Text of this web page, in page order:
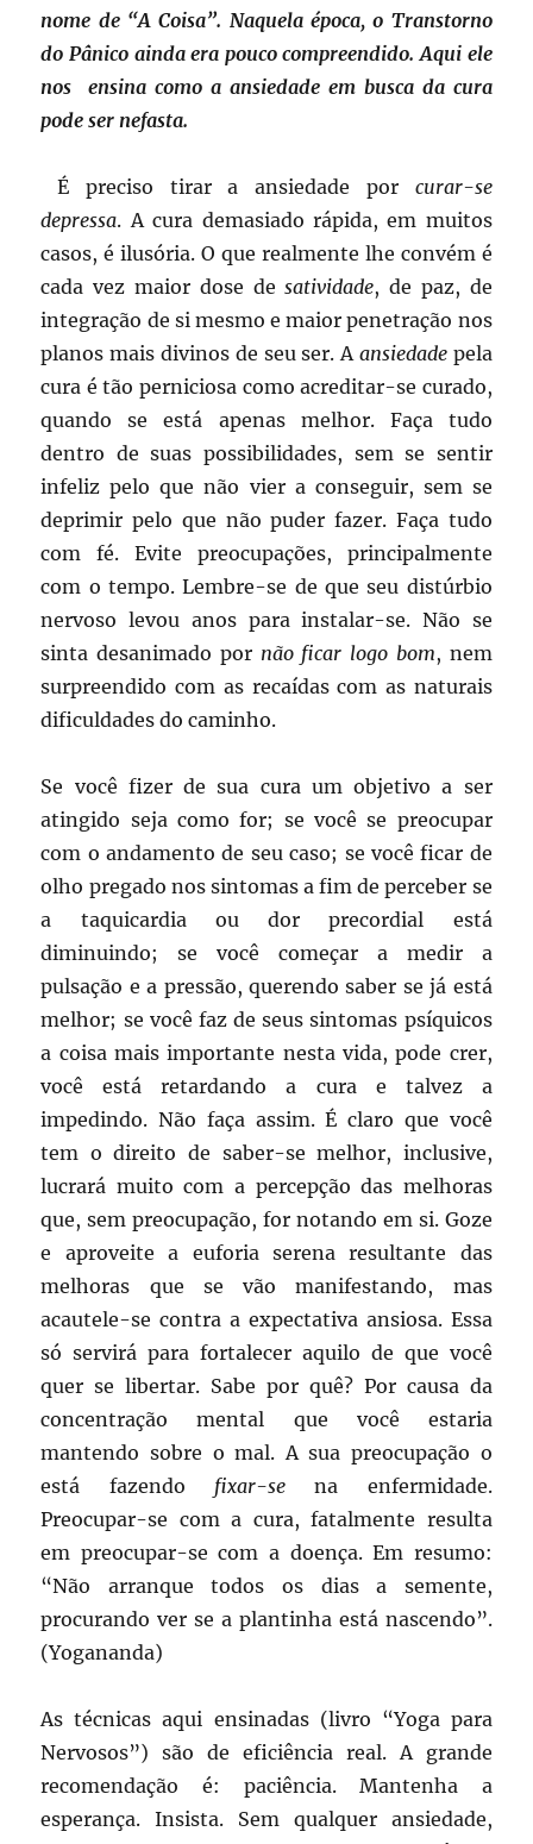
nome de “A Coisa”. Naquela época, o Transtorno
do Pânico ainda era pouco compreendido. Aqui ele
nos ensina como a ansiedade em busca da cura
pode ser nefasta.
É preciso tirar a ansiedade por curar-se
depressa. A cura demasiado rápida, em muitos
casos, é ilusória. O que realmente lhe convém é
cada vez maior dose de satividade, de paz, de
integração de si mesmo e maior penetração nos
planos mais divinos de seu ser. A ansiedadepela
cura é tão perniciosa como acreditar-se curado,
quando se está apenas melhor. Faça tudo
dentro de suas possibilidades, sem se sentir
infeliz pelo que não vier a conseguir, sem se
deprimir pelo que não puder fazer. Faça tudo
com fé. Evite preocupações, principalmente
com o tempo. Lembre-se de que seu distúrbio
nervoso levou anos para instalar-se. Não se
sinta desanimado por não ficar logo bom, nem
surpreendido com as recaídas com as naturais
dificuldades do caminho.
Se você fizer de sua cura um objetivo a ser
atingido seja como for; se você se preocupar
com o andamento de seu caso; se você ficar de
olho pregado nos sintomas a fim de perceber se
a taquicardia ou dor precordial está
diminuindo; se você começar a medir a
pulsação e a pressão, querendo saber se já está
melhor; se você faz de seus sintomas psíquicos
a coisa mais importante nesta vida, pode crer,
você está retardando a cura e talvez a
impedindo. Não faça assim. É claro que você
tem o direito de saber-se melhor, inclusive,
lucrará muito com a percepção das melhoras
que, sem preocupação, for notando em si. Goze
e aproveite a euforia serena resultante das
melhoras que se vão manifestando, mas
acautele-se contra a expectativa ansiosa. Essa
só servirá para fortalecer aquilo de que você
quer se libertar. Sabe por quê? Por causa da
concentração mental que você estaria
mantendo sobre o mal. A sua preocupação o
está fazendo fixar-se na enfermidade.
Preocupar-se com a cura, fatalmente resulta
em preocupar-se com a doença. Em resumo:
“Não arranque todos os dias a semente,
procurando ver se a plantinha está nascendo”.
(Yogananda)
As técnicas aqui ensinadas (livro “Yoga para
Nervosos”) são de eficiência real. A grande
recomendação é: paciência. Mantenha a
esperança. Insista. Sem qualquer ansiedade,